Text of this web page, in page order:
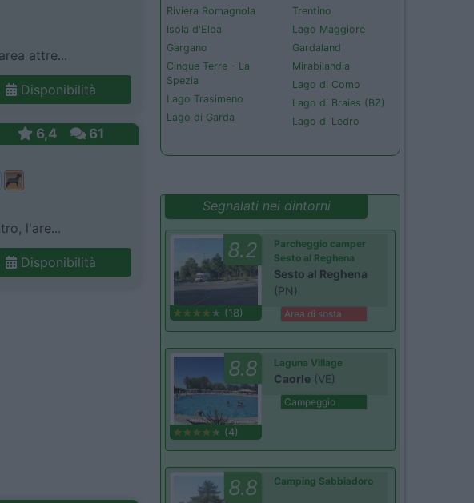
attre...
Disponibilità
6,4 61
l'are...
Disponibilità
Riviera Romagnola
Isola d'Elba
Gargano
Cinque Terre - La
Spezia
Lago Trasimeno
Lago di Garda
Trentino
Lago Maggiore
Gardaland
Mirabilandia
Lago di Como
Lago di Braies (BZ)
Lago di Ledro
Segnalati nei dintorni
8.2
(18)
Parcheggio camper
Sesto al Reghena
Sesto al Reghena
(PN)
Area di sosta
8.8
(4)
Laguna Village
Caorle (VE)
Campeggio
8.8 Camping Sabbiadoro